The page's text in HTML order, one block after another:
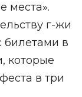
места».
г-жи
билетами в
которые
в три